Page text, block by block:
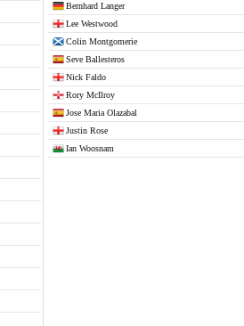
Bernhard Langer
Lee Westwood
Colin Montgomerie
Seve Ballesteros
Nick Faldo
Rory McIlroy
Jose Maria Olazabal
Justin Rose
Ian Woosnam